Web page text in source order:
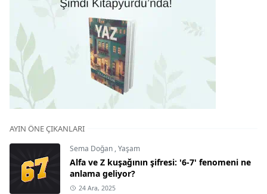
AYIN ÖNE ÇIKANLARI
Sema Doğan ,Yaşam
Alfa ve Z kuşağının şifresi: '6-7' fenomeni ne
anlama geliyor?
24 Ara, 2025